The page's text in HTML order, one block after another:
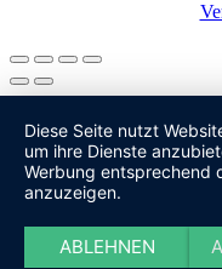
Diese Seite nutzt
um ihre Dienste
Werbung entsprechend
anzuzeigen.
ABLEHNEN